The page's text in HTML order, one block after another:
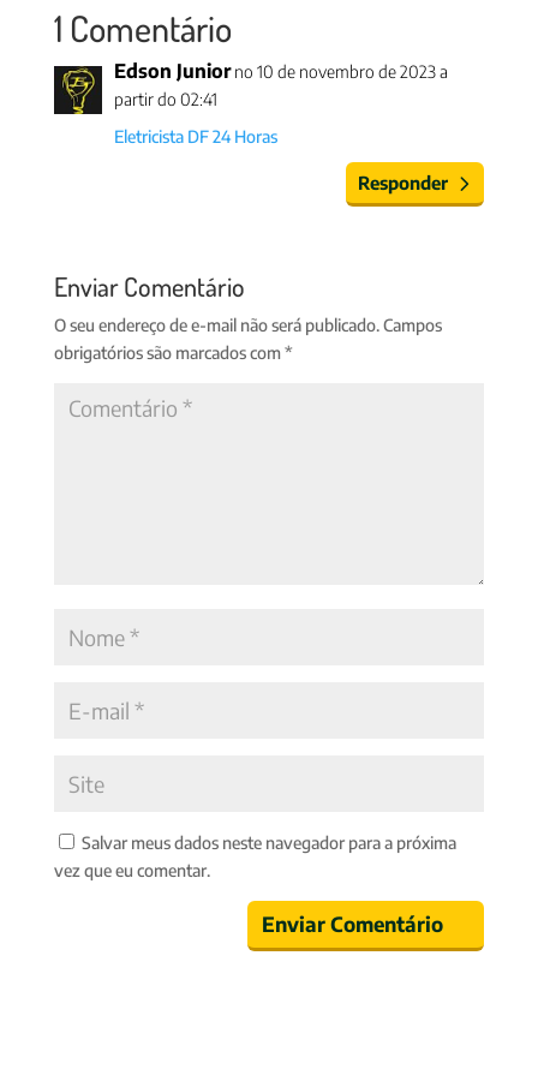
1 Comentário
Edson Junior no 10 de novembro de 2023 a
partir do 02:41
Eletricista DF 24 Horas
Responder
Enviar Comentário
O seu endereço de e-mail não será publicado.Campos
obrigatórios são marcados com*
Salvar meus dados neste navegador para a próxima
vez que eu comentar.